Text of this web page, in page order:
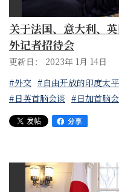
关于法国、意大利、
外记者招待会
更新日： 2023年 1月 14日
#外交 #自由开放的印度太
#日英首脑会谈 #日加首脑